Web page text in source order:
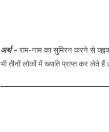
अर्थ – राम-नाम का सुमिरन करने से
भी तीनों लोकों में ख्याति प्राप्त कर लेते हैं।